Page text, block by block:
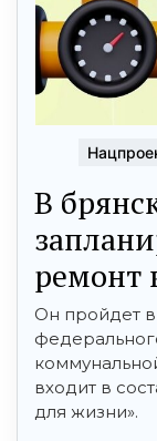
В
ремонт
Он пройдет
входит в
для жизни».